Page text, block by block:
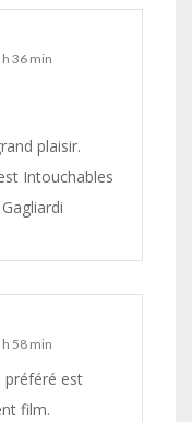
36 min
plaisir.
Intouchables
58 min
est
film.